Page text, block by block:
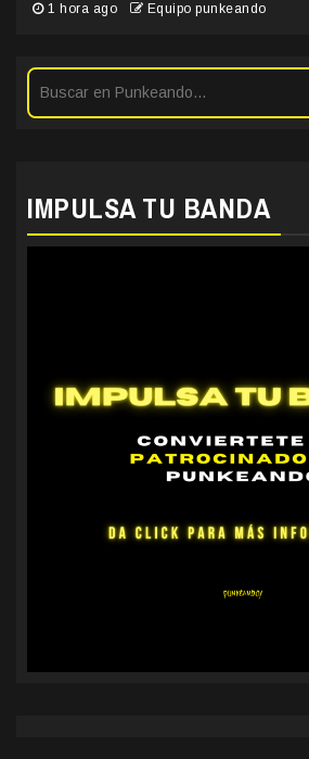
1 hora ago Equipo punkeando
IMPULSA TU BANDA